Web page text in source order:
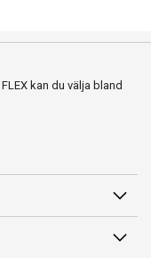
kan du välja bland